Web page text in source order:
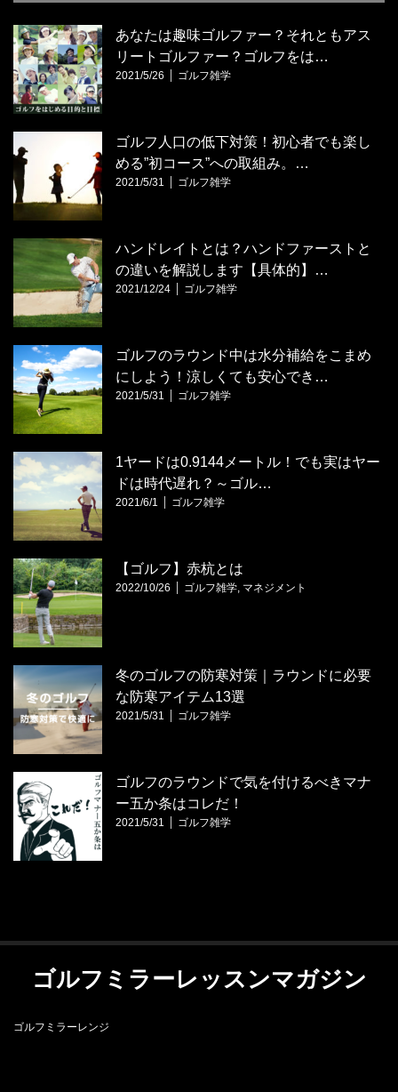
あなたは趣味ゴルファー？それともアス
リートゴルファー？ゴルフをは…
2021/5/26 ゴルフ雑学
ゴルフ人口の低下対策！初心者でも楽し
める”初コース”への取組み。…
2021/5/31 ゴルフ雑学
ハンドレイトとは？ハンドファーストと
の違いを解説します【具体的】…
2021/12/24 ゴルフ雑学
ゴルフのラウンド中は水分補給をこまめ
にしよう！涼しくても安心でき…
2021/5/31 ゴルフ雑学
1ヤードは0.9144メートル！でも実はヤー
ドは時代遅れ？～ゴル…
2021/6/1 ゴルフ雑学
【ゴルフ】赤杭とは
2022/10/26 ゴルフ雑学, マネジメント
冬のゴルフの防寒対策｜ラウンドに必要
な防寒アイテム13選
2021/5/31 ゴルフ雑学
ゴルフのラウンドで気を付けるべきマナ
ー五か条はコレだ！
2021/5/31 ゴルフ雑学
ゴルフミラーレッスンマガジン
ゴルフミラーレンジ